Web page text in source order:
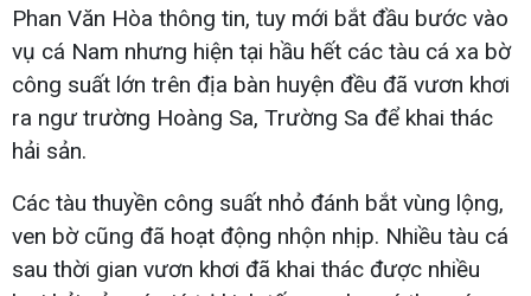
Phan Văn Hòa thông tin, tuy mới bắt đầu bước vào
vụ cá Nam nhưng hiện tại hầu hết các tàu cá xa bờ
công suất lớn trên địa bàn huyện đều đã vươn khơi
ra ngư trường Hoàng Sa, Trường Sa để khai thác
hải sản.
Các tàu thuyền công suất nhỏ đánh bắt vùng lộng,
ven bờ cũng đã hoạt động nhộn nhịp. Nhiều tàu cá
sau thời gian vươn khơi đã khai thác được nhiều